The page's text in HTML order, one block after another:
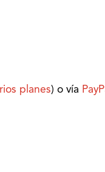
planes) o vía